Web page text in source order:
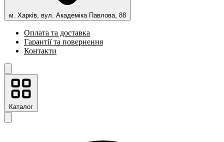
м. Харків, вул. Академіка Павлова, 88
Оплата та доставка
Гарантії та повернення
Контакти
Каталог